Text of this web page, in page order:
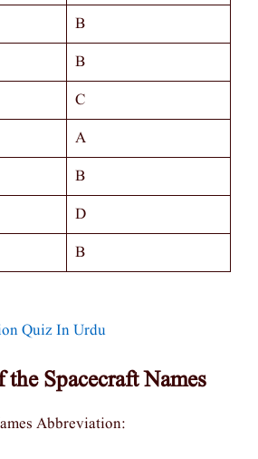
B
B
C
A
B
D
B
Quiz In Urdu
Spacecraft Names
Abbreviation: